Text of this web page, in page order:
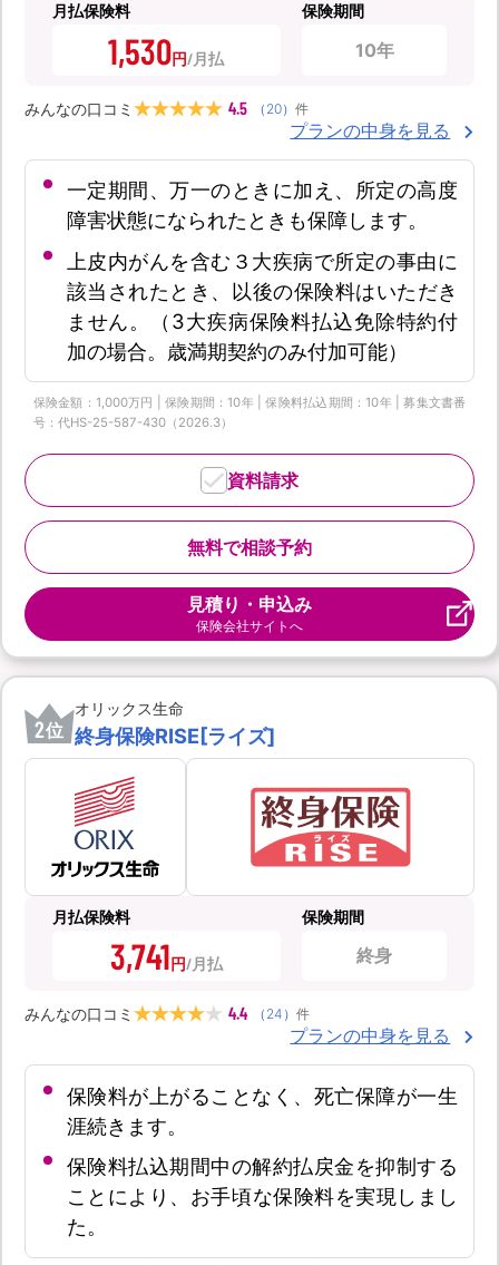
月払保険料
1,530円
保険期間
10年
みんなの口コミ 4.5 （ 20） 件
プランの中身を見る
一定期間、万一のときに加え、所定の高度
障害状態になられたときも保障します。
上皮内がんを含む３大疾病で所定の事由に
該当されたとき、以後の保険料はいただき
ません。（3大疾病保険料払込免除特約付
加の場合。歳満期契約のみ付加可能）
保険金額：1,000万円 | 保険期間：10年 | 保険料払込期間：10年 | 募集文書番
号：代HS-25-587-430（2026.3）
無料で相談予約
資料請求
見積り・申込み
保険会社サイトへ
2位
オリックス生命
終身保険RISE[ライズ]
月払保険料
3,741円
保険期間
終身
みんなの口コミ 4.4 （ 24 ） 件
プランの中身を見る
保険料が上がることなく、死亡保障が一生
涯続きます。
保険料払込期間中の解約払戻金を抑制する
ことにより、お手頃な保険料を実現しまし
た。